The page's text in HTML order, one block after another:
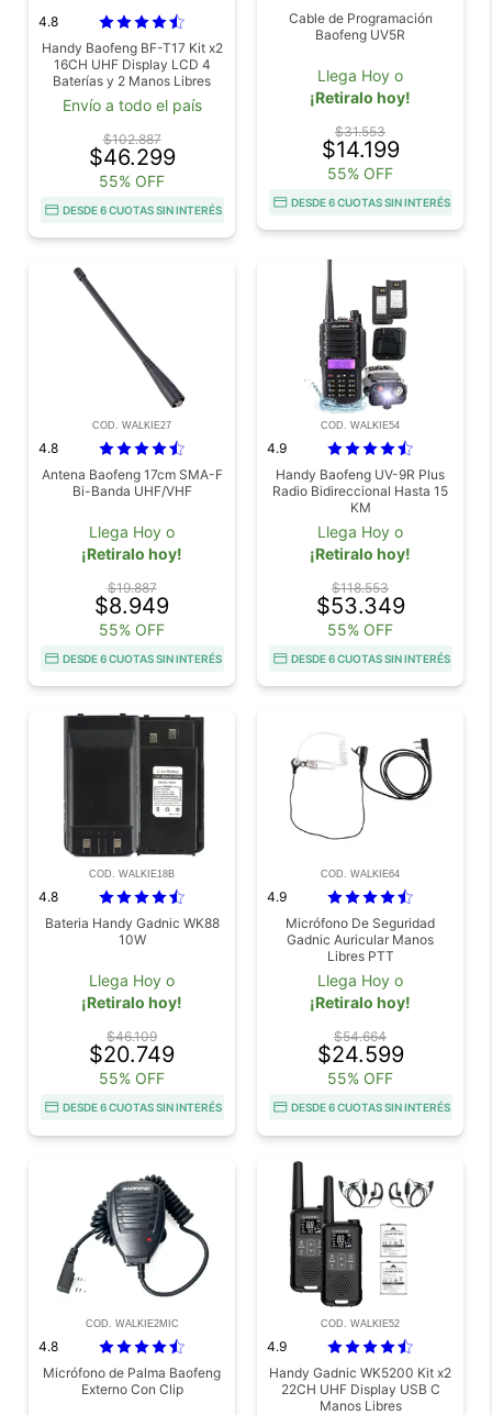
4.8
Handy Baofeng BF-T17 Kit x2
16CH UHF Display LCD 4
Baterías y 2 Manos Libres
Envío a todo el país
$102.887
$46.299
55% OFF
DESDE 6 CUOTAS SIN INTERÉS
Cable de Programación
Baofeng UV5R
Llega Hoy o
¡Retiralo hoy!
$31.553
$14.199
55% OFF
DESDE 6 CUOTAS SIN INTERÉS
COD. WALKIE27
4.8
Antena Baofeng 17cm SMA-F
Bi-Banda UHF/VHF
Llega Hoy o
¡Retiralo hoy!
$19.887
$8.949
55% OFF
DESDE 6 CUOTAS SIN INTERÉS
COD. WALKIE54
4.9
Handy Baofeng UV-9R Plus
Radio Bidireccional Hasta 15
KM
Llega Hoy o
¡Retiralo hoy!
$118.553
$53.349
55% OFF
DESDE 6 CUOTAS SIN INTERÉS
COD. WALKIE18B
4.8
Bateria Handy Gadnic WK88
10W
Llega Hoy o
¡Retiralo hoy!
$46.109
$20.749
55% OFF
DESDE 6 CUOTAS SIN INTERÉS
COD. WALKIE64
4.9
Micrófono De Seguridad
Gadnic Auricular Manos
Libres PTT
Llega Hoy o
¡Retiralo hoy!
$54.664
$24.599
55% OFF
DESDE 6 CUOTAS SIN INTERÉS
COD. WALKIE2MIC
4.8
Micrófono de Palma Baofeng
Externo Con Clip
COD. WALKIE52
4.9
Handy Gadnic WK5200 Kit x2
22CH UHF Display USB C
Manos Libres